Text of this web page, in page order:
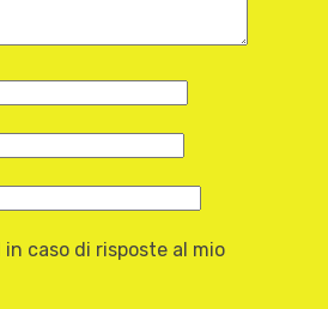
caso di risposte al mio